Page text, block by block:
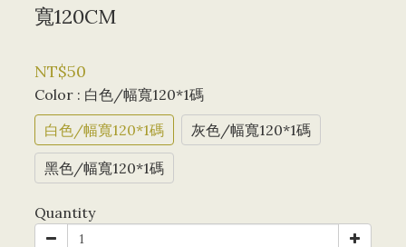
寬120CM
NT$50
Color : 白色/幅寬120*1碼
白色/幅寬120*1碼
灰色/幅寬120*1碼
黑色/幅寬120*1碼
Quantity